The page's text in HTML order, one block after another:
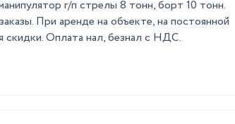
г/п стрелы 8 тонн, борт 10 тонн.
При аренде на объекте, на постоянной
скидки. Оплата нал, безнал с НДС.